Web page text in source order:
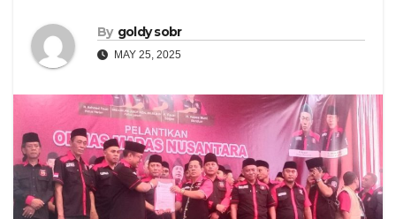
By goldy sobr
MAY 25, 2025